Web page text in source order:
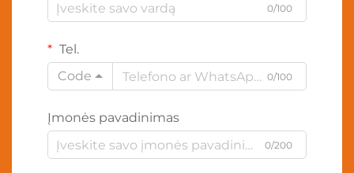
0/100
Tel.
Code
0/100
Įmonės pavadinimas
0/200